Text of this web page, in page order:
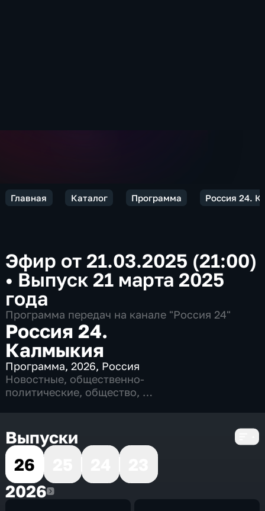
Главная Каталог Программа Россия 24.
Эфир от 21.03.2025 (21:00)
• Выпуск 21 марта 2025
года
Программа передач на канале "Россия 24"
Россия 24.
Калмыкия
Программа,2026, Россия
Новостные, общественно-
политические, общество,
Выпуски
26
20262026